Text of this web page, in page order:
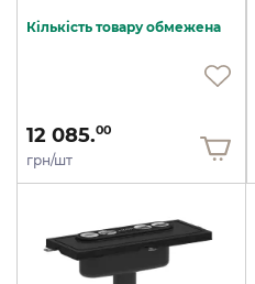
Кількість товару обмежена
12 085.00
грн/шт